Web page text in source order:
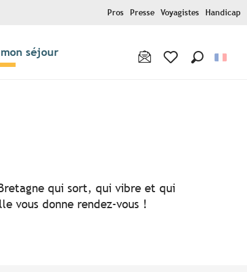
Pros Presse Voyagistes Handicap
séjour
qui sort, qui vibre et qui
vous donne rendez-vous !